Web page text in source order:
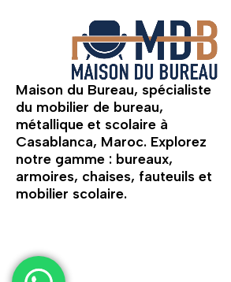
Maison du Bureau, spécialiste
du mobilier de bureau,
métallique et scolaire à
Casablanca, Maroc. Explorez
notre gamme : bureaux,
armoires, chaises, fauteuils et
mobilier scolaire.